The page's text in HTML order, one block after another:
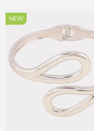
NEW